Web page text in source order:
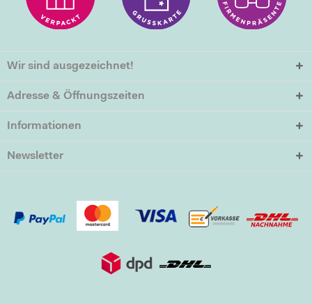
Wir sind ausgezeichnet!
Adresse & Öffnungszeiten
Informationen
Newsletter